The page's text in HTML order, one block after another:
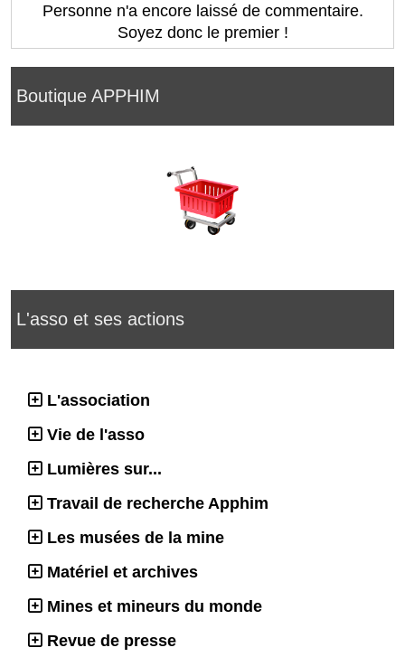
Boutique APPHIM
L'asso et ses actions
L'association
Vie de l'asso
Lumières sur...
Travail de recherche Apphim
Les musées de la mine
Matériel et archives
Mines et mineurs du monde
Revue de presse
Personne n'a encore laissé de commentaire.
Soyez donc le premier !